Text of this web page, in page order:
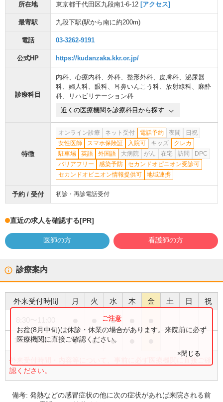
所在地 東京都千代田区九段南1-6-12 [アクセス]
最寄駅 九段下駅(駅から南に約200m)
電話 03-3262-9191
公式HP https://kudanzaka.kkr.or.jp/
診療科目
内科、 心療内科、 外科、 整形外科、 皮膚科、 泌尿器
科、 婦人科、 眼科、 耳鼻いんこう科、 放射線科、 麻酔
科、
リハビリテーション科
近くの医療機関を診療科目から探す
特徴
オンライン診療 ネット受付 電話予約 夜間
日祝
女性医師
スマホ保険証 入院可 キッズ
クレカ
駐車場
英語 外国語 大病院 がん 在宅 訪問
DPC
バリアフリー
感染予防
セカンドオピニオン受診可
セカンドオピニオン情報提供可
地域連携
予約 / 受付 初診・再診電話受付
直近の求人を確認する[PR]
医師の方 看護師の方
診療案内
外来受付時間 月 火 水 木 金 土 日 祝
●
13:00〜14:30 ● ● ●
外来受付時間・内容等について、事前に必ず医療機関に直接ご確
認ください。
お盆(8月中旬)は休診・休業の場合があります。来院前に必ず
医療機関に直接ご確認ください。
×閉じる
備考:発熱などの感冒症状の他に次の症状があれば来院される前